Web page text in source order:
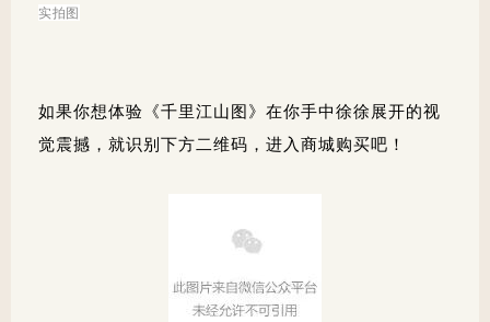
实拍图
如果你想体验《千里江山图》在你手中徐徐展开的视
觉震撼，就识别下方二维码，进入商城购买吧！